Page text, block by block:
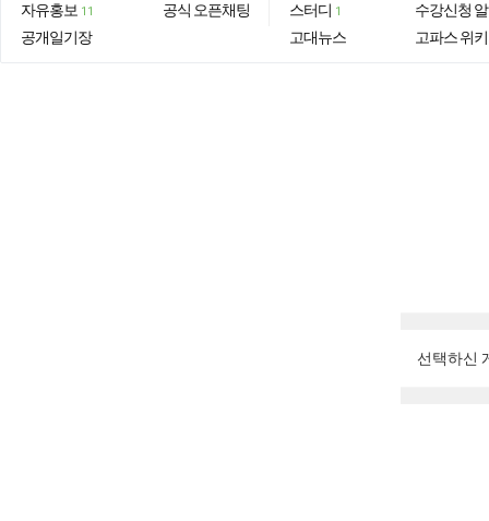
자유홍보 11
공개일기장
공식 오픈채팅
스터디 1
고대뉴스
수강신청
고파스 위키
선택하신